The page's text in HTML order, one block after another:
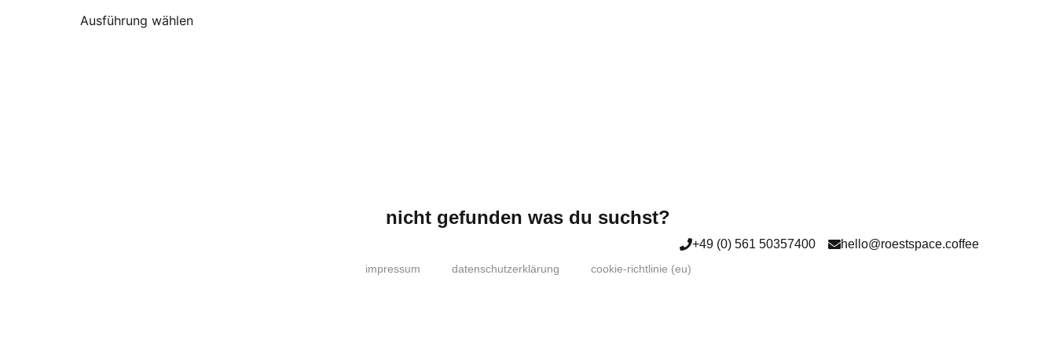
Ausführung wählen
nicht gefunden was du suchst?
hello@roestspace.coffee
+49 (0) 561 50357400
impressum datenschutzerklärung cookie-richtlinie (eu)